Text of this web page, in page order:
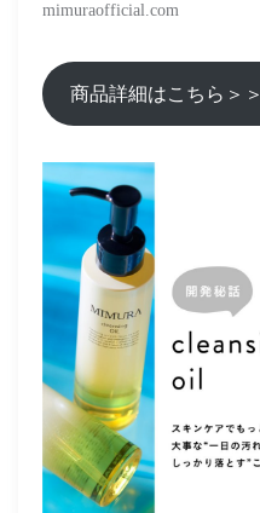
mimuraofficial.com
商品詳細はこちら＞＞